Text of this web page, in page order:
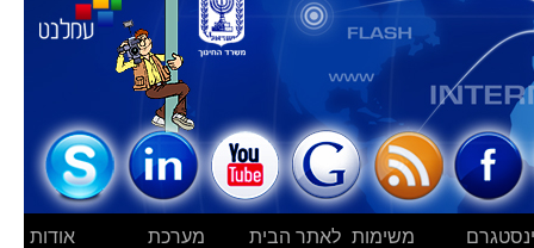
משימות לאתר הבית מערכת אודות